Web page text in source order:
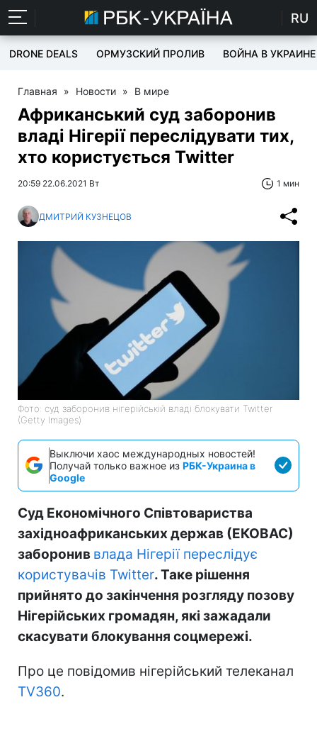
RU
DRONE DEALS ОРМУЗСКИЙ ПРОЛИВ ВОЙНА В УКРАИНЕ
Главная » Новости » В мире
Африканський суд заборонив
владі Нігерії переслідувати тих,
хто користується Twitter
20:59 22.06.2021 Вт 1 мин
ДМИТРИЙ КУЗНЕЦОВ
Фото: суд заборонив нігерійській владі блокувати Twitter
(Getty Images)
Выключи хаос международных новостей!
Получай только важное из РБК-Украина в
Google
Суд Економічного Співтовариства
західноафриканських держав (ЕКОВАС)
заборонив влада Нігерії переслідує
користувачів Twitter. Таке рішення
прийнято до закінчення розгляду позову
Нігерійських громадян, які зажадали
скасувати блокування соцмережі.
Про це повідомив нігерійський телеканал
TV360.